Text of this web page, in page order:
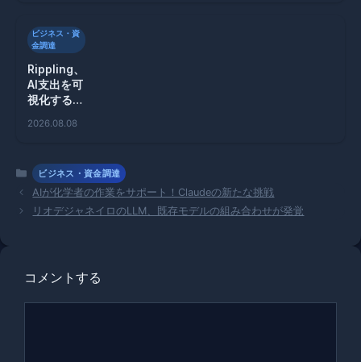
ビジネス・資
金調達
Rippling、
AI支出を可
視化する新
表！無駄遣
2026.08.08
カ
テ
ゴ
リ
ビジネス・資金調達
AIが化学者の作業をサポート！Claudeの新たな挑戦
リオデジャネイロのLLM、既存モデルの組み合わせが発覚
コメントする